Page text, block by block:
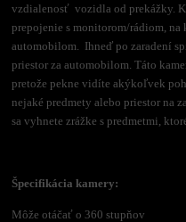
vzdialenosť vozidla od prekážky.
prepojenie s monitorom/rádiom,
automobilom. Ihneď po zaradení
priestor za automobilom. Táto
pretože pekne vidíte akýkoľvek
nejaké predmety alebo priestor na
sa vyhnete zrážke s predmetmi,
Špecifikácia kamery:
Môže otáčať o 360 stupňov